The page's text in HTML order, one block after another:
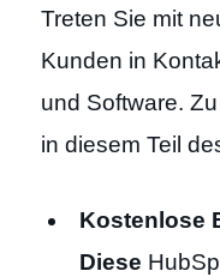
Treten Sie mit
Kunden in
und Software.
in diesem Teil
Kostenlose
Diese